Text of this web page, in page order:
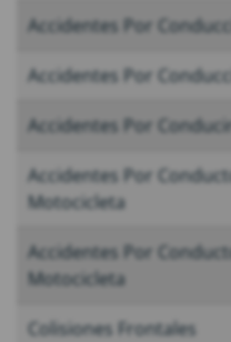
Accidentes Por
Accidentes Por
Accidentes Por
Accidentes Por
Motocicleta
Accidentes Por
Motocicleta
Colisiones Frontales